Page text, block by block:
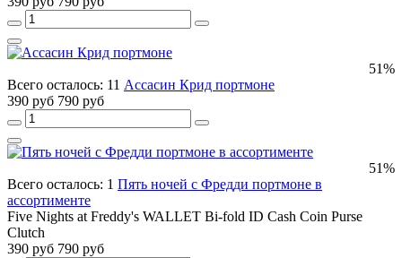
51%
Всего осталось: 11 Ассасин Крид портмоне
390 руб 790 руб
51%
Всего осталось: 1 Пять ночей с Фредди портмоне в
ассортименте
Five Nights at Freddy's WALLET Bi-fold ID Cash Coin Purse
Clutch
390 руб 790 руб